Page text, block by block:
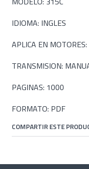
IDIOMA: INGLES
APLICA EN
TRANSMISION:
PAGINAS: 1000
FORMATO: PDF
COMPARTIR ESTE